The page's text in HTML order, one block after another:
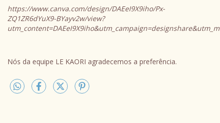
https://www.canva.com/design/DAEeI9X9iho/Px-
ZQ1ZR6dYuX9-BYayv2w/view?
Nós da equipe LE KAORI agradecemos a preferência.